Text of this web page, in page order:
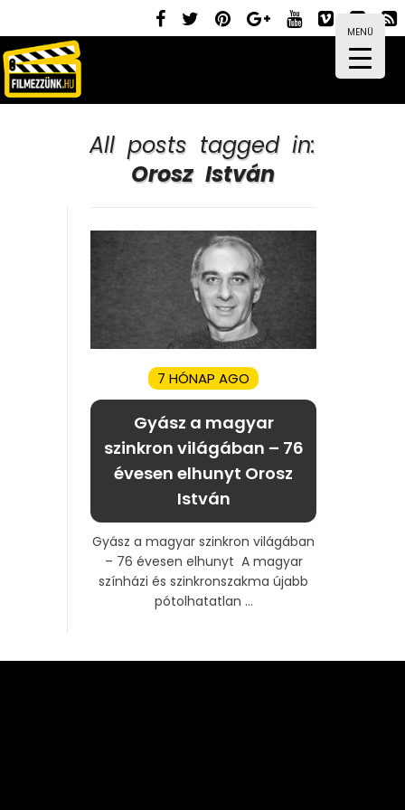
MENÜ
All posts tagged in:
Orosz István
7 HÓNAP AGO
Gyász a magyar
szinkron világában – 76
évesen elhunyt Orosz
István
Gyász a magyar szinkron világában
– 76 évesen elhunyt A magyar
színházi és szinkronszakma újabb
pótolhatatlan ...